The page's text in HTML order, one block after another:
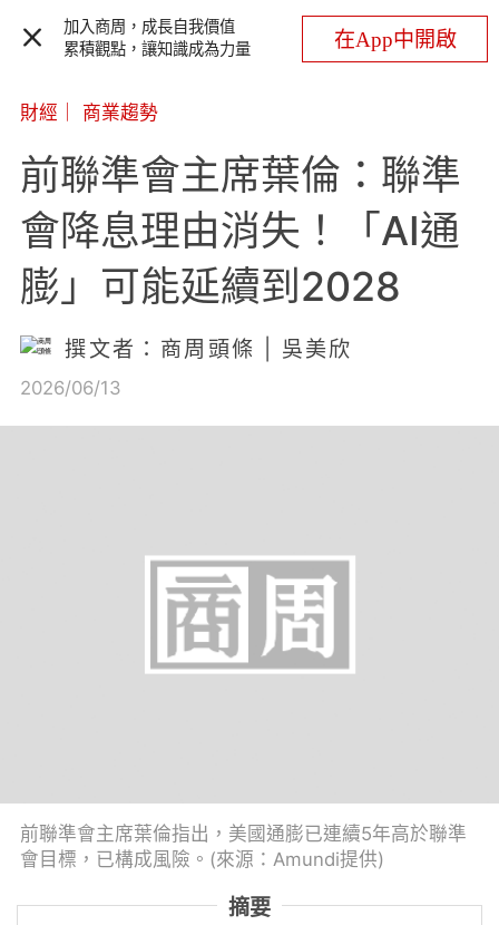
加入商周，成長自我價值
累積觀點，讓知識成為力量
在App中開啟
財經 商業趨勢
前聯準會主席葉倫：聯準
會降息理由消失！「AI通
膨」可能延續到2028
撰文者：商周頭條 | 吳美欣
2026/06/13
前聯準會主席葉倫指出，美國通膨已連續5年高於聯準
會目標，已構成風險。(來源：Amundi提供)
摘要